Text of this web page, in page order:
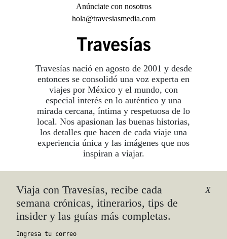
Viaja con Travesías, recibe cada
semana crónicas, itinerarios, tips de
insider y las guías más completas.
X
Travesías nació en agosto de 2001 y desde
entonces se consolidó una voz experta en
viajes por México y el mundo, con
especial interés en lo auténtico y una
mirada cercana, íntima y respetuosa de lo
local. Nos apasionan las buenas historias,
los detalles que hacen de cada viaje una
experiencia única y las imágenes que nos
inspiran a viajar.
Anúnciate con nosotros
hola@travesiasmedia.com
©2026 DERECHOS RESERVADOS.
TRAVESÍAS ES UNA MARCA REGISTRADA
AVISO DE PRIVACIDAD